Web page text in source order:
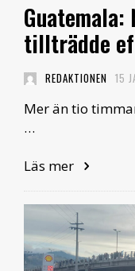
Guatemala:
tillträdde
REDAKTIONEN 15
Mer än tio
…
Läs mer